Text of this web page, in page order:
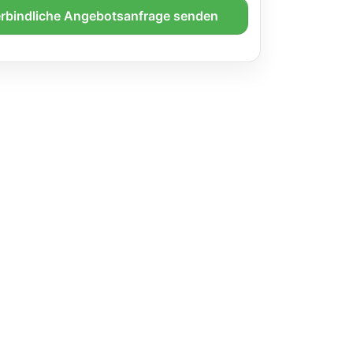
Angebotsanfrage senden